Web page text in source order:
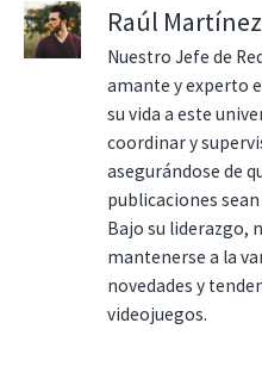
Raúl Martínez
Nuestro Jefe de
amante y experto
su vida a este
coordinar y
asegurándose de
publicaciones
Bajo su liderazgo,
mantenerse a la
novedades y
videojuegos.